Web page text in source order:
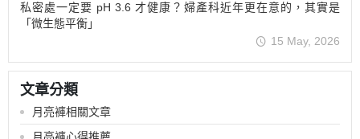
私密處一定要 pH 3.6 才健康？婦產科近年更在意的，其實是
「微生態平衡」
15 May, 2026
文章分類
月亮褲相關文章